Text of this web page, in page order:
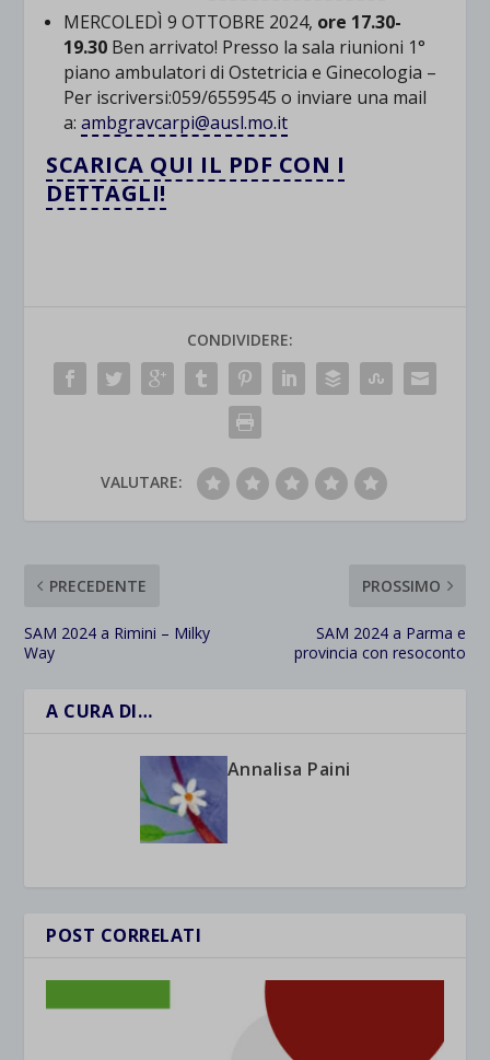
MERCOLEDÌ 9 OTTOBRE 2024, ore 17.30-
19.30 Ben arrivato! Presso la sala riunioni 1°
piano ambulatori di Ostetricia e Ginecologia –
Per iscriversi:059/6559545 o inviare una mail
a:ambgravcarpi@ausl.mo.it
SCARICA QUI IL PDF CON I
DETTAGLI!
CONDIVIDERE:
VALUTARE:
PRECEDENTE
SAM 2024 a Rimini – Milky
Way
PROSSIMO
SAM 2024 a Parma e
provincia con resoconto
A CURA DI…
Annalisa Paini
POST CORRELATI